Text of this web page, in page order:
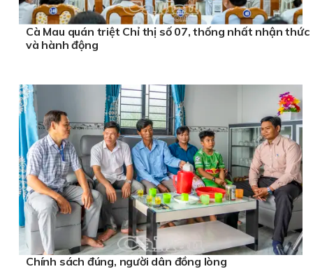
Cà Mau quán triệt Chỉ thị số 07, thống nhất nhận thức
và hành động
Chính sách đúng, người dân đồng lòng